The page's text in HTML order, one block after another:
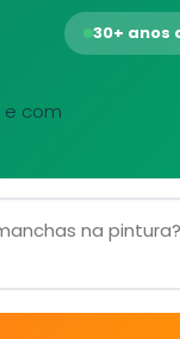
e com
30+ anos